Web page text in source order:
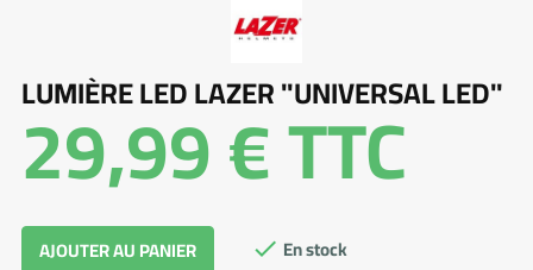
LUMIÈRE LED LAZER "UNIVERSAL LED"
29,99 €TTC
AJOUTER AU PANIER  En stock